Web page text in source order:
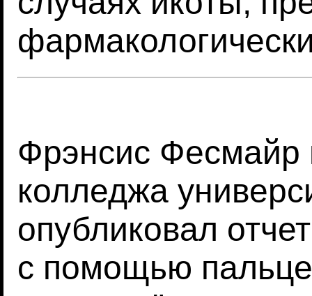
Фрэнсис Фесмайр
колледжа
опубликовал
с помощью